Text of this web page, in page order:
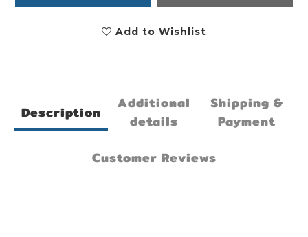
Add to Wishlist
Description
Additional
details
Shipping &
Payment
Customer Reviews